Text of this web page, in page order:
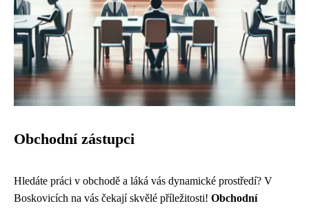
Obchodní zástupci
Hledáte práci v obchodě a láká vás dynamické prostředí? V
Boskovicích na vás čekají skvělé příležitosti! Obchodní